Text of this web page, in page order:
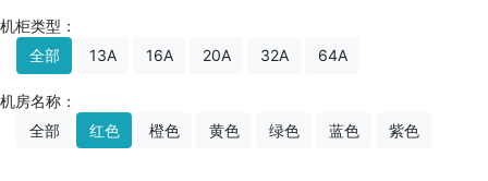
机柜类型：
全部
13A 16A 20A 32A 64A
机房名称：
全部
红色 橙色 黄色 绿色 蓝色 紫色